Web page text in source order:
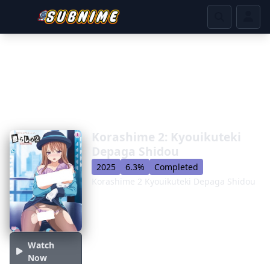
Watch
Now
Korashime 2: Kyouikuteki
Depaga Shidou
2025 6.3%
Completed
Korashime 2 Kyouikuteki Depaga Shidou